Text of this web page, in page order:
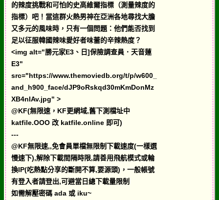
的辣度挑戰和可怕的史高維爾指標（測量辣度的
指標）吧！當這群火熱男神在亞洲各地尋找大膽
又多元的風味時，只有一個問題：他們能否找到
足以征服韓國辣味愛好者味蕾的辛辣熱度？
<img alt="勝元家E3、日]保險調查員．天音蓮
E3"
src="https://www.themoviedb.org/t/p/w600_
and_h900_face/dJP9oRskqd30mKmDonMz
XB4nIAv.jpg" >
@KF(無限速，KF更網域,舊下測檔址中
katfile.OOO 改 katfile.online 即可)
---
@KF無限速,,免會員單檔無限制下載速度(一樣選
慢速下),解除下載間隔時限,請善用飛航模式或輪
換IP(吃熱點分享的斷開不算,要源頭)，一般帳號
有登入者請登出,可避當日總下載量限制
如需解壓密碼 ada 或 iku~